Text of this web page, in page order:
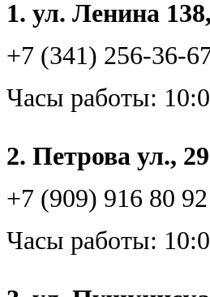
1. ул. Ленина
+7 (341) 256-36-
Часы работы:
2. Петрова ул.,
+7 (909) 916 80 92
Часы работы: